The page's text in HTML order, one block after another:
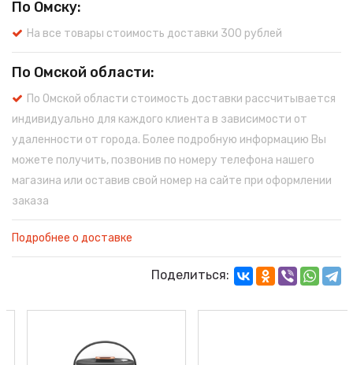
По Омску:
На все товары стоимость доставки 300 рублей
По Омской области:
По Омской области стоимость доставки рассчитывается
индивидуально для каждого клиента в зависимости от
удаленности от города. Более подробную информацию Вы
можете получить, позвонив по номеру телефона нашего
магазина или оставив свой номер на сайте при оформлении
заказа
Подробнее о доставке
Поделиться: